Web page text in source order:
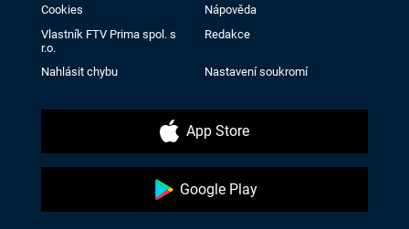
Cookies
Nápověda
Vlastník FTV Prima spol. s
r.o.
Redakce
Nahlásit chybu Nastavení soukromí
App Store
Google Play